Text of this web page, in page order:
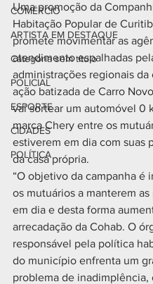
COMÉRCIO
ARTISTA EM DESTAQUE
Categoria sem título
POLICIAL
ESPORTE
CIDADES
POLÍTICA
Uma promoção da
Habitação Popular de
promete movimentar as
atendimento espalhadas
administrações regionais da
ação batizada de Carro
vai sortear um automóvel 0
marca Chery entre os
estiverem em dia com suas
da casa própria.
“O objetivo da campanha é
os mutuários a manterem as
em dia e desta forma
arrecadação da Cohab. O
responsável pela política
do município enfrenta um
problema de inadimplência,